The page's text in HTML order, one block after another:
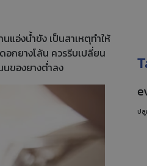
อ่งน้ำขัง เป็นสาเหตุทำให้
กยางโล้น ควรรีบเปลี่ยน
นของยางต่ำลง
ป